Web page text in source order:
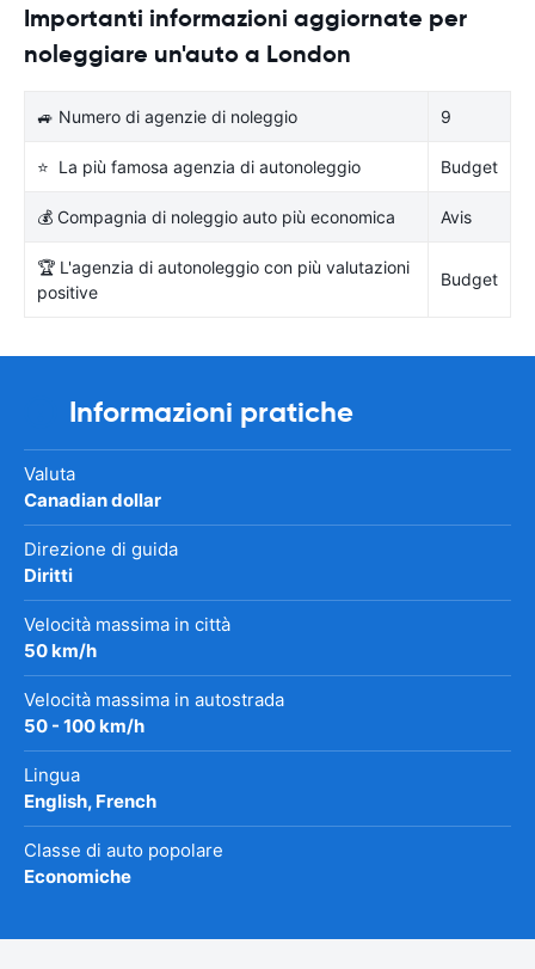
Importanti informazioni aggiornate per
noleggiare un'auto a London
🚙 Numero di agenzie di noleggio 9
⭐ La più famosa agenzia di autonoleggio Budget
💰 Compagnia di noleggio auto più economica Avis
🏆 L'agenzia di autonoleggio con più valutazioni
positive
Budget
Informazioni pratiche
Valuta
Canadian dollar
Direzione di guida
Diritti
Velocità massima in città
50 km/h
Velocità massima in autostrada
50 - 100 km/h
Lingua
English, French
Classe di auto popolare
Economiche